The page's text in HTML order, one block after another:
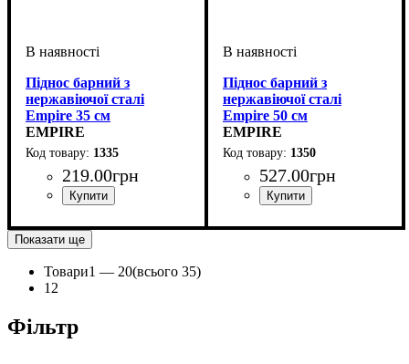
Піднос барний з
нержавіючої сталі
Empire 35 см
EMPIRE
1335
219.00грн
Піднос барний з
нержавіючої сталі
Empire 50 см
EMPIRE
1350
527.00грн
Показати ще
Товари1 — 20(всього 35)
1 2
Фільтр